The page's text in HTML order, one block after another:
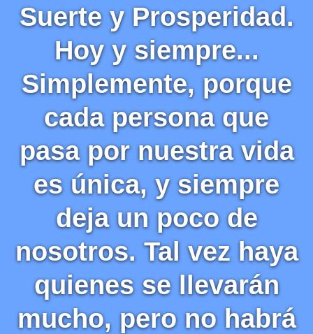
Suerte y Prosperidad.
Hoy y siempre...
Simplemente, porque
cada persona que
pasa por nuestra vida
es única, y siempre
deja un poco de
nosotros. Tal vez haya
quienes se llevarán
mucho, pero no habrá